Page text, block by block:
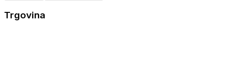
Trgovina